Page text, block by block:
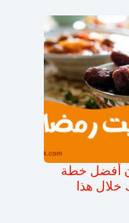
أفضل خطة
خلال هذا